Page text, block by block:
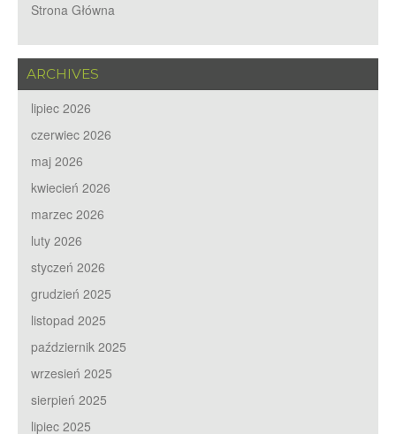
Strona Główna
ARCHIVES
lipiec 2026
czerwiec 2026
maj 2026
kwiecień 2026
marzec 2026
luty 2026
styczeń 2026
grudzień 2025
listopad 2025
październik 2025
wrzesień 2025
sierpień 2025
lipiec 2025